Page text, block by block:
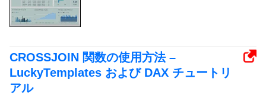
CROSSJOIN 関数の使用方法 –
LuckyTemplates および DAX チュートリ
アル